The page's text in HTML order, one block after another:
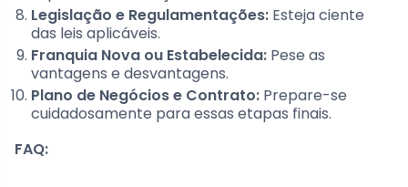
Legislação e Regulamentações: Esteja ciente
das leis aplicáveis.
Franquia Nova ou Estabelecida: Pese as
vantagens e desvantagens.
Plano de Negócios e Contrato: Prepare-se
cuidadosamente para essas etapas finais.
FAQ: